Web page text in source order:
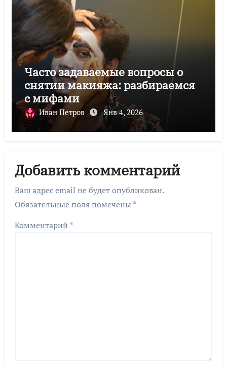
Часто задаваемые вопросы о
снятии макияжа: разбираемся
с мифами
Иван Петров Янв 4, 2026
Добавить комментарий
Ваш адрес email не будет опубликован.
Обязательные поля помечены *
Комментарий *